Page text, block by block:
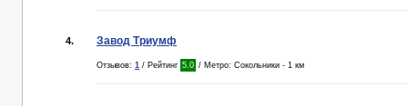
4. Завод Триумф
Отзывов: 1 / Рейтинг 5.0 / Метро: Сокольники - 1 км